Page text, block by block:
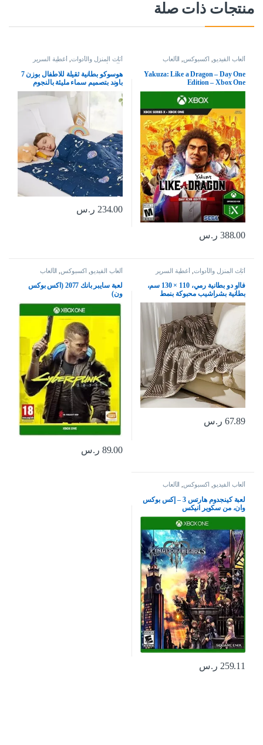
منتجات ذات صلة
ألعاب الفيديو اكسبوكس الألعاب
Yakuza: Like a Dragon – Day One
Edition – Xbox One
388.00 ر.س
أثاث المنزل والأدوات
أغطية السرير
والوسائد
هوسوكو بطانية ثقيلة للاطفال بوزن 7
باوند بتصميم سماء مليئة بالنجوم
باللون الكحلي، بطانية ثقيلة للاطفال
الصغار، بطانية ثقيلة للاطفال الصغار
(41 × 60 انش، 7 باوند)
234.00 ر.س
أثاث المنزل والأدوات أغطية السرير
والوسائد
فااو دو بطانية رمي، 110 × 130 سم،
بطانية بشراشيب محبوكة بنمط
بوهيمي، بطانية تكييف الهواء الصيفية،
بطانية قيلولة، بطانية للسكن الجامعي
للكنبة والتخييم والاقامة المنزلية
والسفر، نمط 2
67.89 ر.س
ألعاب الفيديو اكسبوكس الألعاب
لعبة سايبر بانك 2077 (اكس بوكس
ون)
89.00 ر.س
ألعاب الفيديو اكسبوكس الألعاب
لعبة كينجدوم هارتس 3 – إكس بوكس
وان، من سكوير انيكس
259.11 ر.س